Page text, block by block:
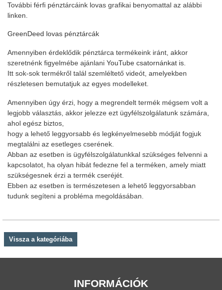
További férfi pénztárcáink lovas grafikai benyomattal az alábbi
linken.
GreenDeed lovas pénztárcák
Amennyiben érdeklődik pénztárca termékeink iránt, akkor
szeretnénk figyelmébe ajánlani YouTube csatornánkat is.
Itt sok-sok termékről talál szemléltető videót, amelyekben
részletesen bemutatjuk az egyes modelleket.
Amennyiben úgy érzi, hogy a megrendelt termék mégsem volt a
legjobb választás, akkor jelezze ezt ügyfélszolgálatunk számára,
ahol egész biztos,
hogy a lehető leggyorsabb és legkényelmesebb módját fogjuk
megtalálni az esetleges cserének.
Abban az esetben is ügyfélszolgálatunkkal szükséges felvenni a
kapcsolatot, ha olyan hibát fedezne fel a terméken, amely miatt
szükségesnek érzi a termék cseréjét.
Ebben az esetben is természetesen a lehető leggyorsabban
tudunk segíteni a probléma megoldásában.
Vissza a kategóriába
INFORMÁCIÓK